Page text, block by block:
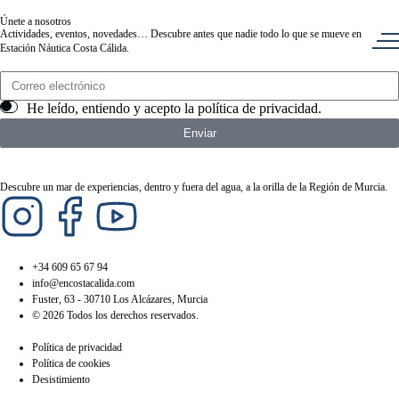
Únete a nosotros
Actividades, eventos, novedades… Descubre antes que nadie todo lo que se mueve en
Estación Náutica Costa Cálida.
He leído, entiendo y acepto la política de privacidad.
Enviar
Descubre un mar de experiencias, dentro y fuera del agua, a la orilla de la Región de Murcia.
+34 609 65 67 94
info@encostacalida.com
Fuster, 63 - 30710 Los Alcázares, Murcia
© 2026 Todos los derechos reservados.
Política de privacidad
Política de cookies
Desistimiento